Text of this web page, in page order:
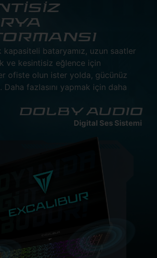
kapasiteli bataryamız, uzun saatler
ve kesintisiz eğlence için
ofiste olun ister yolda, gücünüz
Daha fazlasını yapmak için daha
DOLBY AUDIO
Digital Ses Sistemi